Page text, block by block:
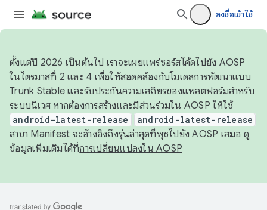
ลงชื่อเข้าใช้
ตั้งแต่ปี 2026 เป็นต้นไป เราจะเผยแพร่ซอร์สโค้ดไปยัง AOSP
ในไตรมาสที่ 2 และ 4 เพื่อให้สอดคล้องกับโมเดลการพัฒนาแบบ
Trunk Stable และรับประกันความเสถียรของแพลตฟอร์มสำหรับ
ระบบนิเวศ หากต้องการสร้างและมีส่วนร่วมใน AOSP ให้ใช้
android-latest-release android-latest-release
สาขา Manifest จะอ้างอิงถึงรุ่นล่าสุดที่พุชไปยัง AOSP เสมอ ดู
ข้อมูลเพิ่มเติมได้ที่การเปลี่ยนแปลงใน AOSP